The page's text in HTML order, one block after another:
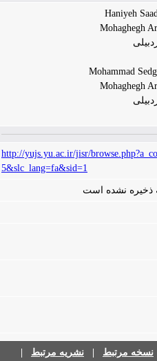
Mohaghegh
Mohaghegh
http://yujs.yu.ac.ir/jisr/
5&slc_lang=fa&sid=1
ذخیره نشده است
نسخه مرتبط| نشریه مرتبط|